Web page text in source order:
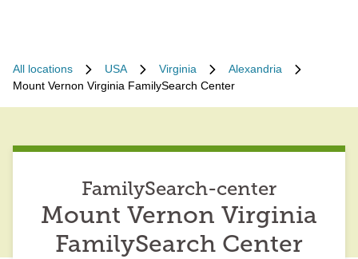
All locations USA Virginia
Alexandria
Mount Vernon Virginia FamilySearch Center
FamilySearch-center
Mount Vernon Virginia
FamilySearch Center